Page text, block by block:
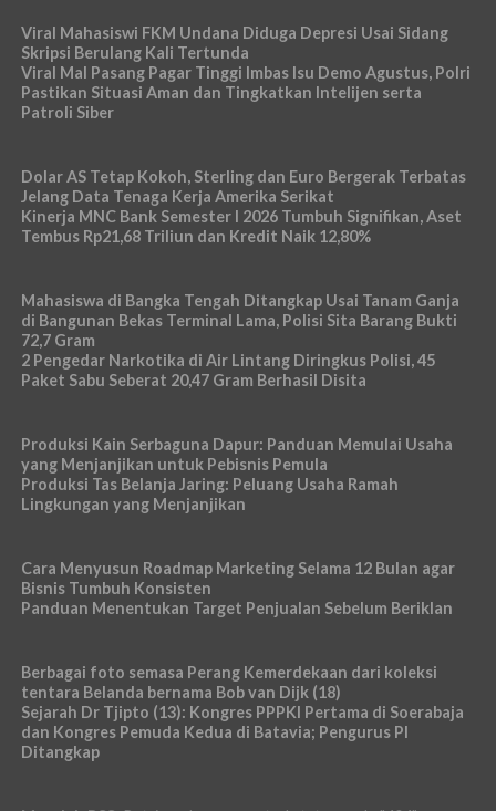
Viral Mahasiswi FKM Undana Diduga Depresi Usai Sidang
Skripsi Berulang Kali Tertunda
Viral Mal Pasang Pagar Tinggi Imbas Isu Demo Agustus, Polri
Pastikan Situasi Aman dan Tingkatkan Intelijen serta
Patroli Siber
Dolar AS Tetap Kokoh, Sterling dan Euro Bergerak Terbatas
Jelang Data Tenaga Kerja Amerika Serikat
Kinerja MNC Bank Semester I 2026 Tumbuh Signifikan, Aset
Tembus Rp21,68 Triliun dan Kredit Naik 12,80%
Mahasiswa di Bangka Tengah Ditangkap Usai Tanam Ganja
di Bangunan Bekas Terminal Lama, Polisi Sita Barang Bukti
72,7 Gram
2 Pengedar Narkotika di Air Lintang Diringkus Polisi, 45
Paket Sabu Seberat 20,47 Gram Berhasil Disita
Produksi Kain Serbaguna Dapur: Panduan Memulai Usaha
yang Menjanjikan untuk Pebisnis Pemula
Produksi Tas Belanja Jaring: Peluang Usaha Ramah
Lingkungan yang Menjanjikan
Cara Menyusun Roadmap Marketing Selama 12 Bulan agar
Bisnis Tumbuh Konsisten
Panduan Menentukan Target Penjualan Sebelum Beriklan
Berbagai foto semasa Perang Kemerdekaan dari koleksi
tentara Belanda bernama Bob van Dijk (18)
Sejarah Dr Tjipto (13): Kongres PPPKI Pertama di Soerabaja
dan Kongres Pemuda Kedua di Batavia; Pengurus PI
Ditangkap